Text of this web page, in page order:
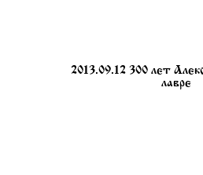
2013.09.12 300 лет
лавре